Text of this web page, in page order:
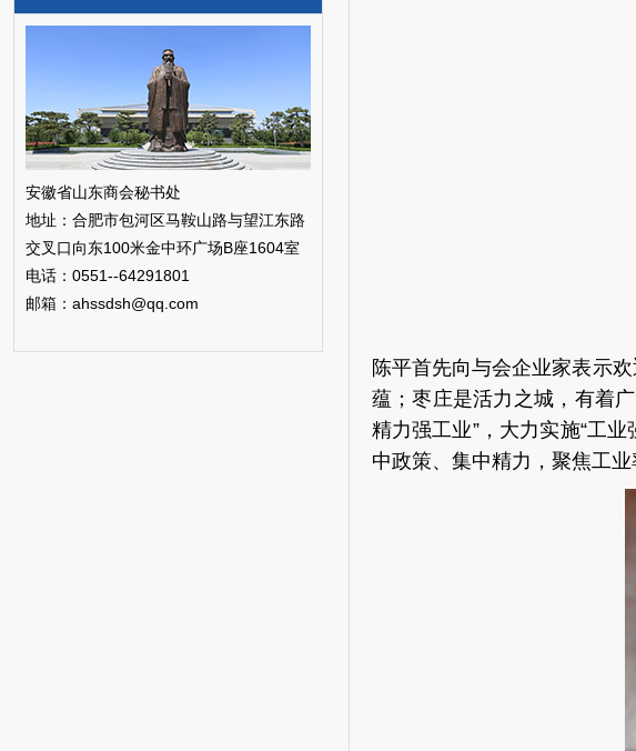
安徽省山东商会秘书处
地址：合肥市包河区马鞍山路与望江东路
交叉口向东100米金中环广场B座1604室
电话：0551--64291801
邮箱：ahssdsh@qq.com
陈平首先向与会企业家表示
蕴；枣庄是活力之城，有着
精力强工业”，大力实施“工
中政策、集中精力，聚焦工